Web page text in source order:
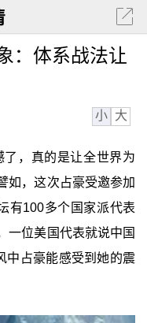
：体系战法让
小 大
，真的是让全世界为
如，这次占豪受邀参加
有100多个国家派代表
一位美国代表就说中国
中占豪能感受到她的震